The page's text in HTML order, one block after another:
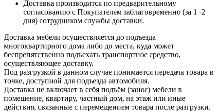
Доставка производится по предварительному
согласованию с Покупателем заблаговременно (за 1 -2
дня) сотрудником службы доставки.
Доставка мебели осуществляется до подъезда
многоквартирного дома либо до места, куда может
беспрепятственно подъехать транспортное средство,
осуществляющее доставку.
Под разгрузкой в данном случае понимается передача товара в
точке, доступной для подъезда автомобиля.
Доставка не включает в себя подъём (занос) мебели в
помещение, квартиру, частный дом, на этаж или иные
действия, связанные с перемещением товара после разгрузки.